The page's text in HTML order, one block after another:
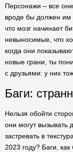
Персонажи – все
вроде бы должен им
что мозг начинает
невыносимые, что
когда они
новые грани, ты
с друзьями: у них
Баги:
Нельзя обойти
они могут вызывать
застревать в
2023 году? Баги,